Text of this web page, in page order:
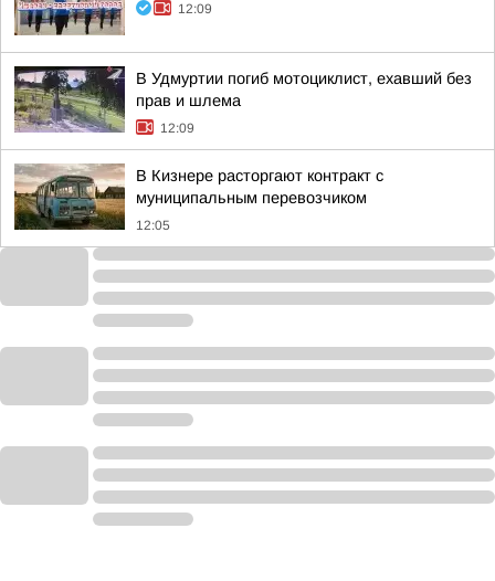
12:09
В Удмуртии погиб мотоциклист, ехавший без
прав и шлема
12:09
В Кизнере расторгают контракт с
муниципальным перевозчиком
12:05